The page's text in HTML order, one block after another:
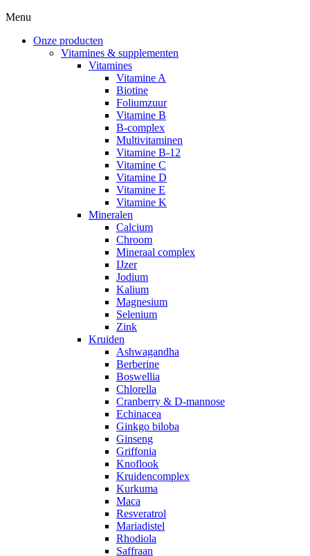
Menu
Onze producten
Vitamines & supplementen
Vitamines
Vitamine A
Biotine
Foliumzuur
Vitamine B
B-complex
Multivitaminen
Vitamine B-12
Vitamine C
Vitamine D
Vitamine E
Vitamine K
Mineralen
Calcium
Chroom
Mineraal complex
IJzer
Jodium
Kalium
Magnesium
Selenium
Zink
Kruiden
Ashwagandha
Berberine
Boswellia
Chlorella
Cranberry & D-mannose
Echinacea
Ginkgo biloba
Ginseng
Griffonia
Knoflook
Kruidencomplex
Kurkuma
Maca
Resveratrol
Mariadistel
Rhodiola
Saffraan